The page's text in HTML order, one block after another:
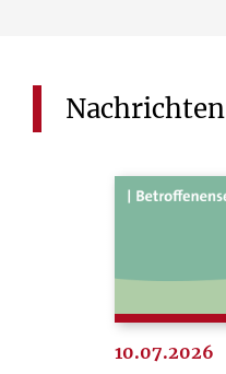
Nachrichten
10.07.2026